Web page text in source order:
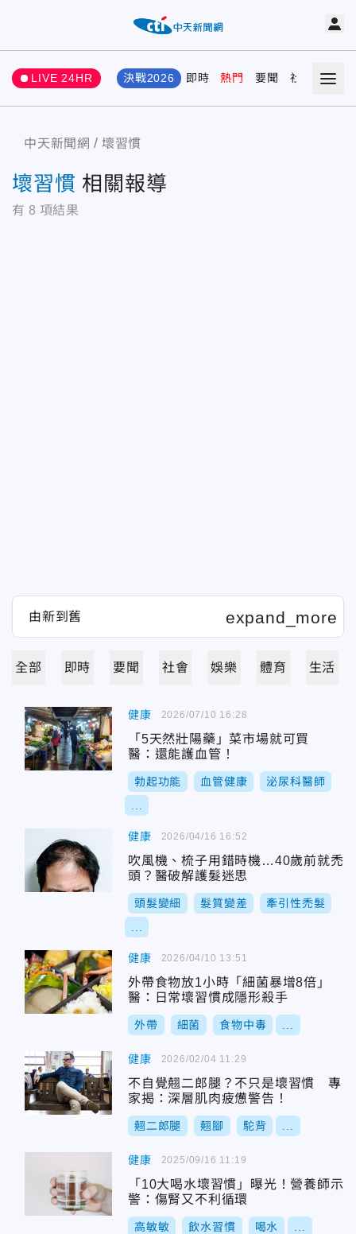
LIVE 24HR 決戰2026 即時 熱門 要聞 社會 娛樂
中天新聞網 壞習慣
壞習慣 相關報導
有 8 項結果
全部 即時 要聞 社會 娛樂 體育 生活
健康
「5天然壯陽藥」菜市場就可買
醫：還能護血管！
勃起功能 血管健康 泌尿科醫師
2026/07/10 16:28
健康
吹風機、梳子用錯時機…40歲前就禿
頭？醫破解護髮迷思
頭髮變細 髮質變差 牽引性禿髮
2026/04/16 16:52
健康
外帶食物放1小時「細菌暴增8倍」
醫：日常壞習慣成隱形殺手
外帶 細菌 食物中毒
2026/04/10 13:51
健康
不自覺翹二郎腿？不只是壞習慣 專
家揭：深層肌肉疲憊警告！
翹二郎腿 翹腳 駝背
2026/02/04 11:29
健康
「10大喝水壞習慣」曝光！營養師示
警：傷腎又不利循環
高敏敏 飲水習慣 喝水
2025/09/16 11:19